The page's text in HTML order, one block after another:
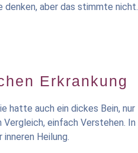
denken, aber das stimmte nicht.
Erkrankung
hatte auch ein dickes Bein, nur
einfach Verstehen. In
Heilung.